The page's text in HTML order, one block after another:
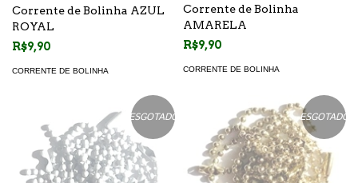
Corrente de Bolinha AZUL
ROYAL
R$9,90
CORRENTE DE BOLINHA
Corrente de Bolinha
AMARELA
R$9,90
CORRENTE DE BOLINHA
ESGOTADO ESGOTADO